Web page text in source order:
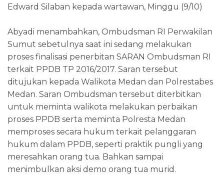
Edward Silaban kepada wartawan, Minggu (9/10)
Abyadi menambahkan, Ombudsman RI Perwakilan
Sumut sebetulnya saat ini sedang melakukan
proses finalisasi penerbitan SARAN Ombudsman RI
terkait PPDB TP 2016/2017. Saran tersebut
ditujukan kepada Walikota Medan dan Polrestabes
Medan. Saran Ombudsman tersebut diterbitkan
untuk meminta walikota melakukan perbaikan
proses PPDB serta meminta Polresta Medan
memproses secara hukum terkait pelanggaran
hukum dalam PPDB, seperti praktik pungli yang
meresahkan orang tua. Bahkan sampai
menimbulkan aksi demo orang tua murid.